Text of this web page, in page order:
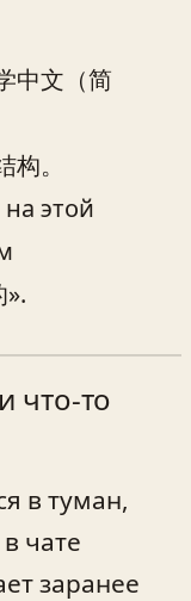
中文（简
。
этой
что-то
в туман,
чате
заранее